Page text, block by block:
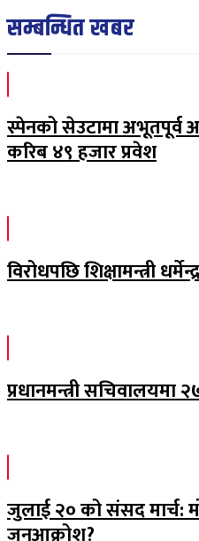
सम्बन्धित खबर
स्पेनको सेउटामा अभूतपूर्व
करिब ४९ हजार प्रवेश
विरोधपछि शिक्षामन्त्री
प्रधानमन्त्री सचिवालयमा
जुलाई २० को संसद मार्च: